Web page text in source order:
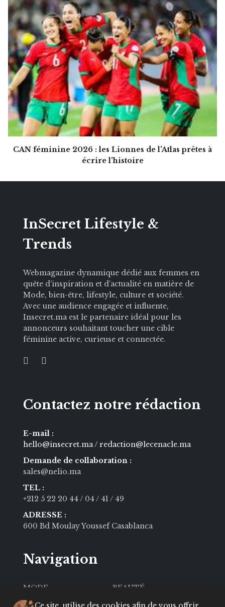
CAN féminine 2026 : les Lionnes de l'Atlas prêtes à
écrire l'histoire
InSecret Lifestyle &
Trends
Webmagazine dynamique dédié aux femmes en
quête d’inspiration et d’actualité en matière de
Mode, bien-être, lifestyle, culture et société.
Avec une audience engagée et influente,
Insecret.ma est le partenaire idéal pour les
annonceurs souhaitant toucher une cible
féminine active, curieuse et connectée.
Contactez notre rédaction
E-mail :
hello@insecret.ma / redaction@lecenacle.ma
Demande de collaboration :
sales@nelio.ma
TEL :
+212 5 22 20 44 / 04 / 41 / 49
ADRESSE :
600 Bd Moulay Youssef Casablanca
Navigation
MODE
BEAUTÉ
SOCIÉTÉ
CULTURE